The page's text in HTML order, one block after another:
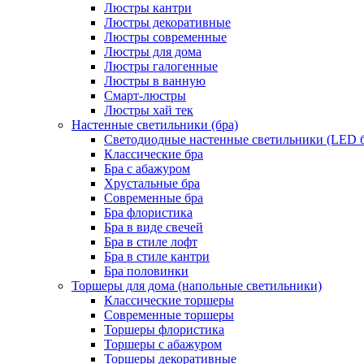
Люстры кантри
Люстры декоративные
Люстры современные
Люстры для дома
Люстры галогенные
Люстры в ванную
Смарт-люстры
Люстры хай тек
Настенные светильники (бра)
Светодиодные настенные светильники (LED
Классические бра
Бра с абажуром
Хрустальные бра
Современные бра
Бра флористика
Бра в виде свечей
Бра в стиле лофт
Бра в стиле кантри
Бра половинки
Торшеры для дома (напольные светильники)
Классические торшеры
Современные торшеры
Торшеры флористика
Торшеры с абажуром
Торшеры декоративные